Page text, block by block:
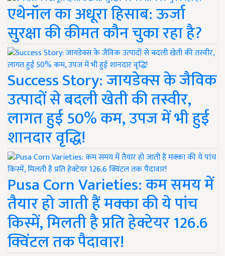
एथेनॉल का अधूरा हिसाब: ऊर्जा
सुरक्षा की कीमत कौन चुका रहा है?
Success Story: जायडेक्स के जैविक
उत्पादों से बदली खेती की तस्वीर,
लागत हुई 50% कम, उपज में भी हुई
शानदार वृद्धि!
Pusa Corn Varieties: कम समय में
तैयार हो जाती हैं मक्का की ये पांच
किस्में, मिलती है प्रति हेक्टेयर 126.6
क्विंटल तक पैदावार!